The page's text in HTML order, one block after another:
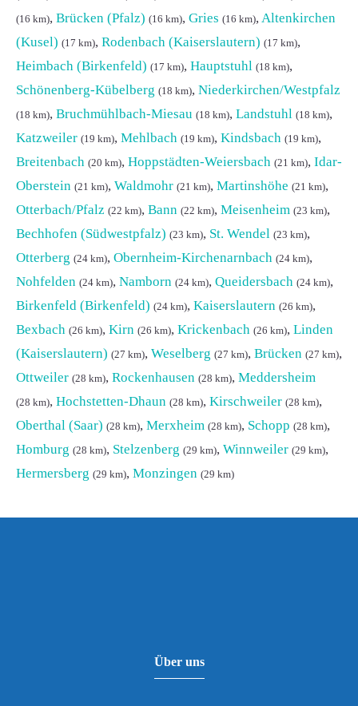
(16 km), Brücken (Pfalz) (16 km), Gries (16 km), Altenkirchen
(Kusel) (17 km), Rodenbach (Kaiserslautern) (17 km),
Heimbach (Birkenfeld) (17 km), Hauptstuhl (18 km),
Schönenberg-Kübelberg (18 km), Niederkirchen/Westpfalz
(18 km), Bruchmühlbach-Miesau (18 km), Landstuhl (18 km),
Katzweiler (19 km), Mehlbach (19 km), Kindsbach (19 km),
Breitenbach (20 km), Hoppstädten-Weiersbach (21 km), Idar-
Oberstein (21 km), Waldmohr (21 km), Martinshöhe (21 km),
Otterbach/Pfalz (22 km), Bann (22 km), Meisenheim (23 km),
Bechhofen (Südwestpfalz) (23 km), St. Wendel (23 km),
Otterberg (24 km), Obernheim-Kirchenarnbach (24 km),
Nohfelden (24 km), Namborn (24 km), Queidersbach (24 km),
Birkenfeld (Birkenfeld) (24 km), Kaiserslautern (26 km),
Bexbach (26 km), Kirn (26 km), Krickenbach (26 km), Linden
(Kaiserslautern) (27 km), Weselberg (27 km), Brücken (27 km),
Ottweiler (28 km), Rockenhausen (28 km), Meddersheim
(28 km), Hochstetten-Dhaun (28 km), Kirschweiler (28 km),
Oberthal (Saar) (28 km), Merxheim (28 km), Schopp (28 km),
Homburg (28 km), Stelzenberg (29 km), Winnweiler (29 km),
Hermersberg (29 km), Monzingen (29 km)
Über uns